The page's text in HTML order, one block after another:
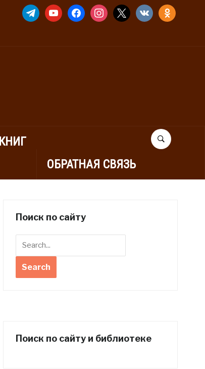
TELEGRAMYOUTUBEFACEBOOKINSTAGRAM
X VKONTAKTE
ОБРАТНАЯ СВЯЗЬ
Поиск по сайту
Поиск по сайту и библиотеке